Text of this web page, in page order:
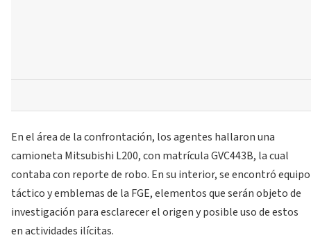
En el área de la confrontación, los agentes hallaron una
camioneta Mitsubishi L200, con matrícula GVC443B, la cual
contaba con reporte de robo. En su interior, se encontró equipo
táctico y emblemas de la FGE, elementos que serán objeto de
investigación para esclarecer el origen y posible uso de estos
en actividades ilícitas.